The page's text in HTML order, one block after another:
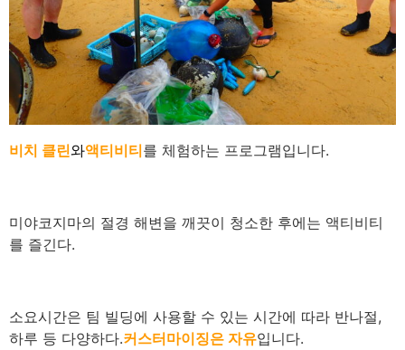
비치 클린와액티비티를 체험하는 프로그램입니다.
미야코지마의 절경 해변을 깨끗이 청소한 후에는 액티비티
를 즐긴다.
소요시간은 팀 빌딩에 사용할 수 있는 시간에 따라 반나절,
하루 등 다양하다.커스터마이징은 자유입니다.